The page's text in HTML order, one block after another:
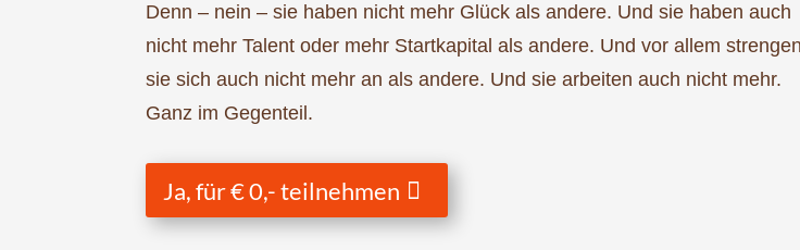
Denn – nein – sie haben nicht mehr Glück als andere. Und sie haben auch
nicht mehr Talent oder mehr Startkapital als andere. Und vor allem strengen
sie sich auch nicht mehr an als andere. Und sie arbeiten auch nicht mehr.
Ganz im Gegenteil.
Ja, für € 0,- teilnehmen